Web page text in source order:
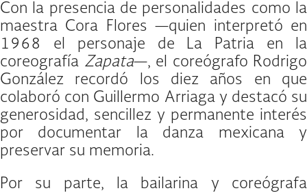
Con la presencia de personalidades como la
maestra Cora Flores —quien interpretó en
1968 el personaje de La Patria en la
coreografía Zapata—, el coreógrafo Rodrigo
González recordó los diez años en que
colaboró con Guillermo Arriaga y destacó su
generosidad, sencillez y permanente interés
por documentar la danza mexicana y
preservar su memoria.
Por su parte, la bailarina y coreógrafa